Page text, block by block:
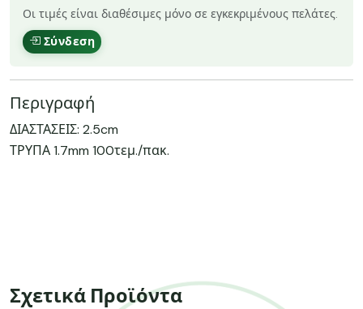
Οι τιμές είναι διαθέσιμες μόνο σε εγκεκριμένους πελάτες.
Σύνδεση
Περιγραφή
ΔΙΑΣΤΑΣΕΙΣ: 2.5cm
ΤΡΥΠΑ 1.7mm 100τεμ./πακ.
Σχετικά Προϊόντα